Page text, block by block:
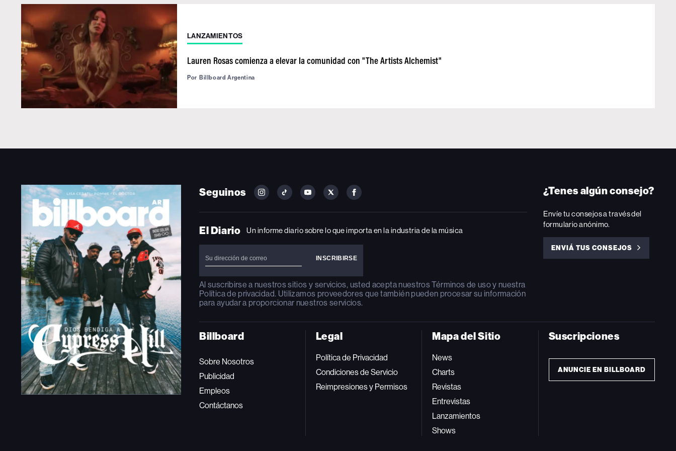
LANZAMIENTOS
Lauren Rosas comienza a elevar la comunidad con "The Artists Alchemist"
Por Billboard Argentina
Seguinos
FOLLOW
ON
FOLLOW
ON
FOLLOW
ON
FOLLOW
ON
FOLLOW
ON
El Diario Un informe diario sobre lo que importa en la industria de la música
Al suscribirse a nuestros sitios y servicios, usted acepta nuestrosTérminos de usoy nuestra
Política de privacidad. Utilizamos proveedores que también pueden procesar su información
para ayudar a proporcionar nuestros servicios.
¿Tenes algún consejo?
Envíe tu consejos a través del
formulario anónimo.
ENVIÁ TUS CONSEJOS
ENVIÁ
Billboard
Sobre Nosotros
Publicidad
Empleos
Contáctanos
Legal
Política de Privacidad
Condiciones de Servicio
Reimpresiones y Permisos
Mapa del Sitio
News
Charts
Revistas
Entrevistas
Lanzamientos
Shows
Suscripciones
ANUNCIE EN BILLBOARD